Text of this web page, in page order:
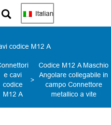
Italian
codice M12 A
e cavi
codice
M12 A
>
Codice M12 A Maschio
Angolare collegabile in
campo Connettore
metallico a vite